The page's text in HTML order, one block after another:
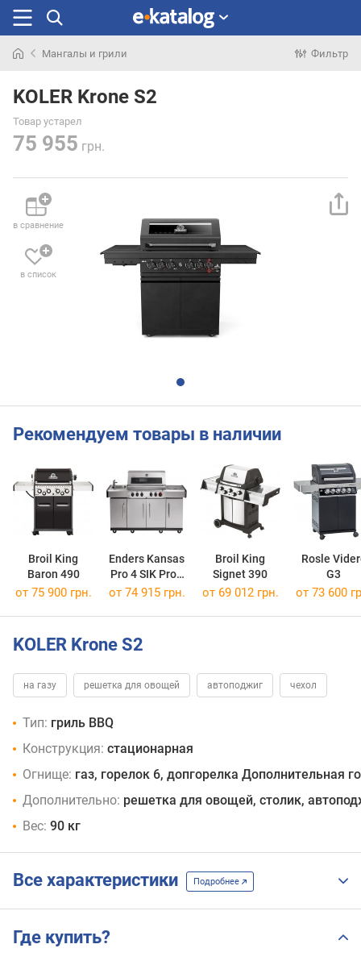
раньше
Мангалы и грили Фильтр
KOLER Krone S2
Товар устарел
75 955 грн.
в сравнение
в список
Рекомендуем товары в наличии
Broil King
Baron 490
Enders Kansas
Pro 4 SIK Profi
Turbo
Broil King
Signet 390
Rosle
G3
от 75 900 грн. от 74 915 грн. от 69 012 грн. от 73 600
KOLER Krone S2
на газу решетка для овощей автоподжиг чехол
Тип: гриль BBQ
Конструкция: стационарная
Огнище: газ, горелок 6, допгорелка Дополнительная
Дополнительно: решетка для овощей, столик,
Вес: 90 кг
Все характеристики Подробнее
Где купить?